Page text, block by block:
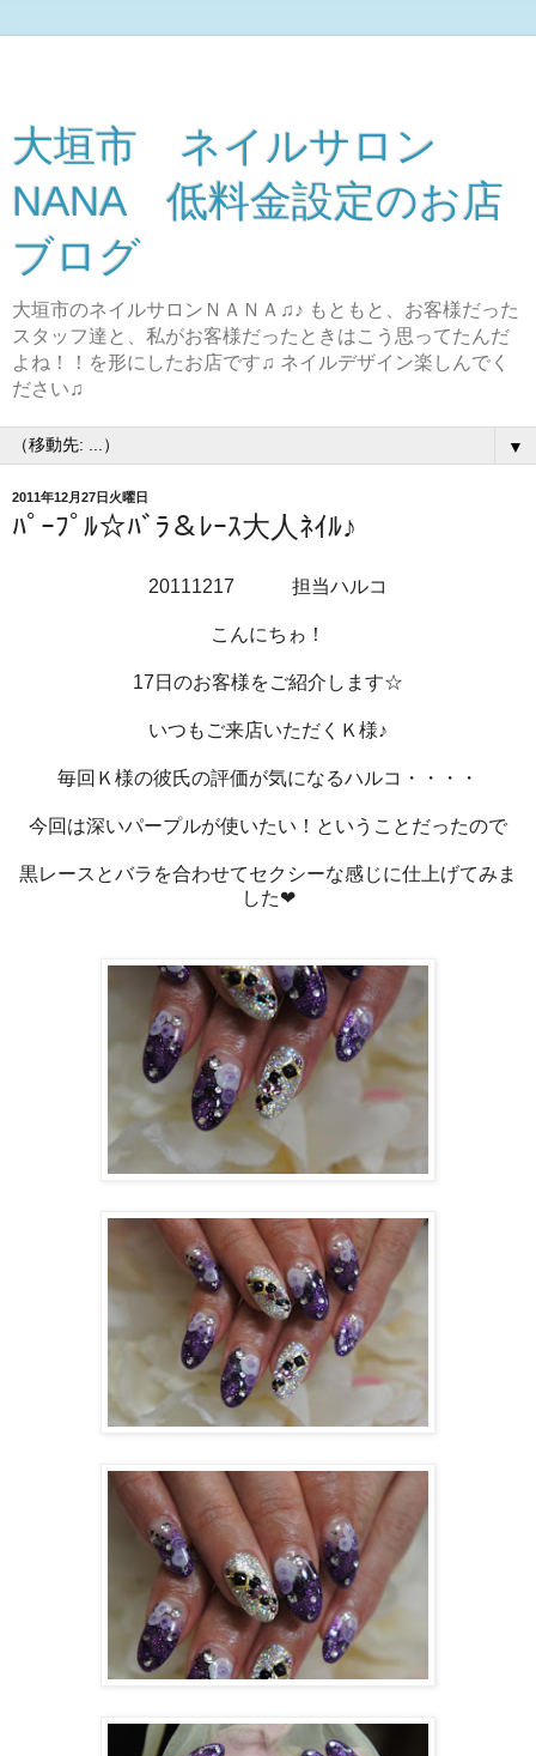
大垣市 ネイルサロン
NANA 低料金設定のお店
ブログ
大垣市のネイルサロンＮＡＮＡ♫♪ もともと、お客様だった
スタッフ達と、私がお客様だったときはこう思ってたんだ
よね！！を形にしたお店です♫ ネイルデザイン楽しんでく
ださい♫
▼
2011年12月27日火曜日
ﾊﾟｰﾌﾟﾙ☆ﾊﾞﾗ＆ﾚｰｽ大人ﾈｲﾙ♪
20111217 担当ハルコ
こんにちゎ！
17日のお客様をご紹介します☆
いつもご来店いただくＫ様♪
毎回Ｋ様の彼氏の評価が気になるハルコ・・・・
今回は深いパープルが使いたい！ということだったので
黒レースとバラを合わせてセクシーな感じに仕上げてみま
した❤